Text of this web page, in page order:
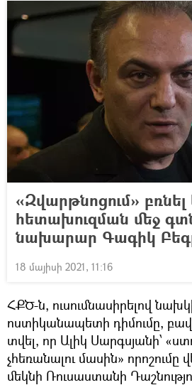
«Զվարթնոցում» բռնել
հետախուզման մեջ
նախարար Գագիկ
18 մայիսի 2021, 11:16
ՀՔԾ-ն, ուսումնասիրելով
ոստիկանապետի դիմումը,
տվել, որ Ալիկ Սարգսյանի՝
չհեռանալու մասին»
մեկնի Ռուսաստանի